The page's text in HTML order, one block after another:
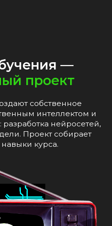
—
проект
собственное
интеллектом и
нейросетей,
Проект собирает
курса.